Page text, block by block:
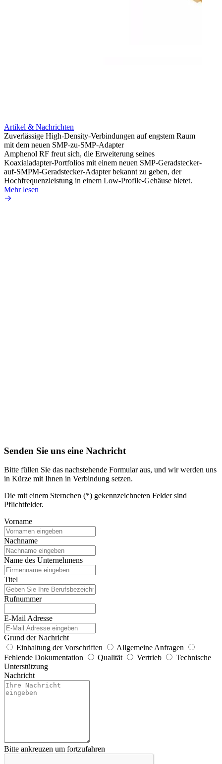
Artikel & Nachrichten
Zuverlässige High-Density-Verbindungen auf engstem Raum
mit dem neuen SMP-zu-SMP-Adapter
Amphenol RF freut sich, die Erweiterung seines
Koaxialadapter-Portfolios mit einem neuen SMP-Geradstecker-
auf-SMPM-Geradstecker-Adapter bekannt zu geben, der
Hochfrequenzleistung in einem Low-Profile-Gehäuse bietet.
Mehr lesen
Senden Sie uns eine Nachricht
Bitte füllen Sie das nachstehende Formular aus, und wir werden uns
in Kürze mit Ihnen in Verbindung setzen.
Die mit einem Sternchen (*) gekennzeichneten Felder sind
Pflichtfelder.
Vorname
Nachname
Name des Unternehmens
Titel
Rufnummer
E-Mail Adresse
Grund der Nachricht
Einhaltung der Vorschriften
Allgemeine Anfragen
Fehlende Dokumentation
Qualität Vertrieb
Technische
Unterstützung
Nachricht
Bitte ankreuzen um fortzufahren